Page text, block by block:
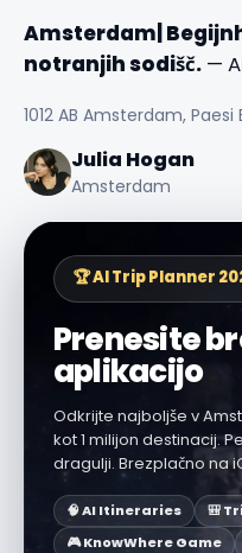
Amsterdam|
notranjih sodišč. —
1012 AB Amsterdam, Paesi
Julia Hogan
Amsterdam
🏆 AI Trip Planner
Prenesite
aplikacijo
Odkrijte najboljše v
kot 1 milijon destinacij.
dragulji. Brezplačno na
🧠 AI Itineraries
🎒
🎮 KnowWhere Game